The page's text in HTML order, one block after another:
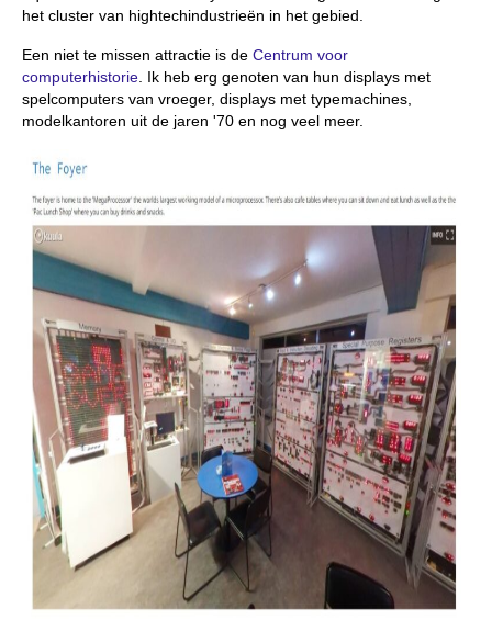
het cluster van hightechindustrieën in het gebied.
Een niet te missen attractie is de Centrum voor
computerhistorie. Ik heb erg genoten van hun displays met
spelcomputers van vroeger, displays met typemachines,
modelkantoren uit de jaren '70 en nog veel meer.